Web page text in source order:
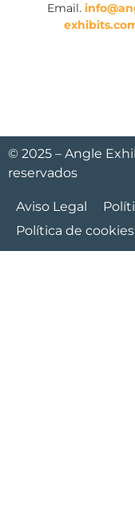
Email.
© 2025 – Angle
reservados
Aviso Legal
Política de cookies